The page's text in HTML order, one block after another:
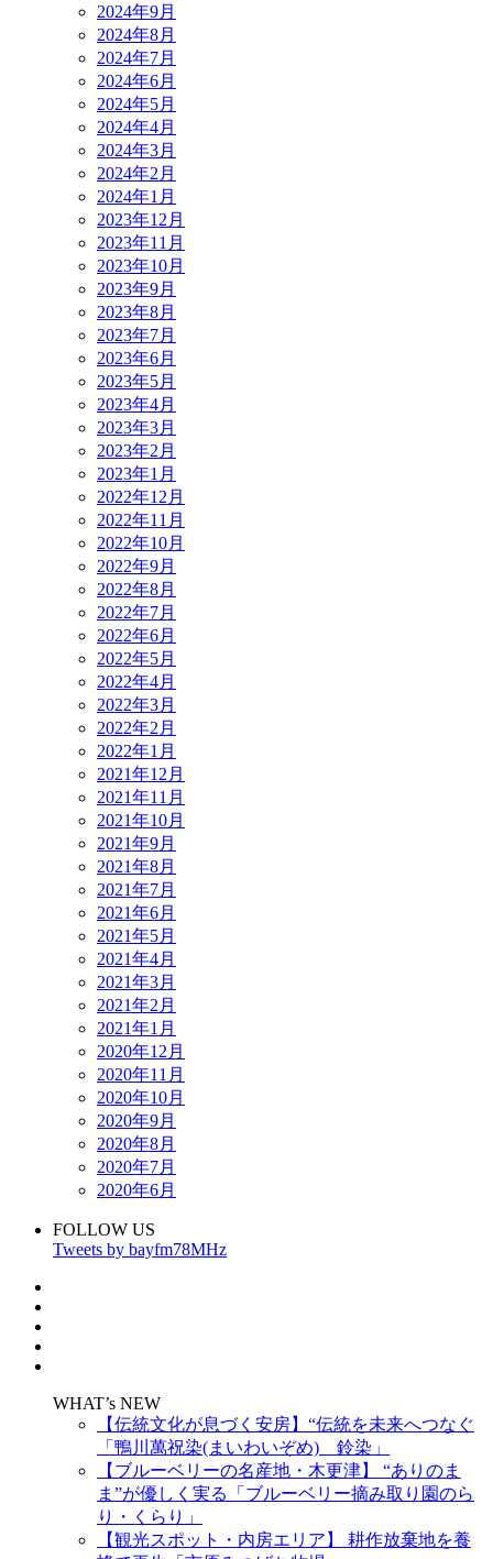
2024年9月
2024年8月
2024年7月
2024年6月
2024年5月
2024年4月
2024年3月
2024年2月
2024年1月
2023年12月
2023年11月
2023年10月
2023年9月
2023年8月
2023年7月
2023年6月
2023年5月
2023年4月
2023年3月
2023年2月
2023年1月
2022年12月
2022年11月
2022年10月
2022年9月
2022年8月
2022年7月
2022年6月
2022年5月
2022年4月
2022年3月
2022年2月
2022年1月
2021年12月
2021年11月
2021年10月
2021年9月
2021年8月
2021年7月
2021年6月
2021年5月
2021年4月
2021年3月
2021年2月
2021年1月
2020年12月
2020年11月
2020年10月
2020年9月
2020年8月
2020年7月
2020年6月
FOLLOW US
Tweets by bayfm78MHz
WHAT’s NEW
【伝統文化が息づく安房】“伝統を未来へつなぐ
「鴨川萬祝染(まいわいぞめ) 鈴染」
【ブルーベリーの名産地・木更津】 “ありのま
ま”が優しく実る「ブルーベリー摘み取り園のら
り・くらり」
【観光スポット・内房エリア】 耕作放棄地を養